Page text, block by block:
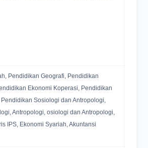
Pendidikan Geografi, Pendidikan
Ekonomi Koperasi, Pendidikan
Sosiologi dan Antropologi,
Antropologi, osiologi dan Antropologi,
IPS, Ekonomi Syariah, Akuntansi